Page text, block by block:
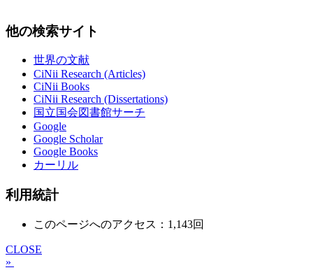
他の検索サイト
世界の文献
CiNii Research (Articles)
CiNii Books
CiNii Research (Dissertations)
国立国会図書館サーチ
Google
Google Scholar
Google Books
カーリル
利用統計
このページへのアクセス：1,143回
CLOSE
»